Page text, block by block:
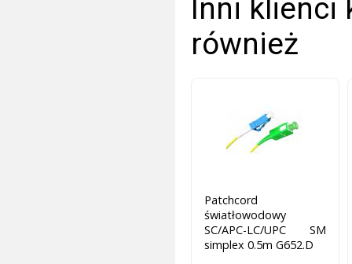
Inni klienci
również
Patchcord
światłowodowy
SC/APC-LC/UPC SM
simplex 0.5m G652.D